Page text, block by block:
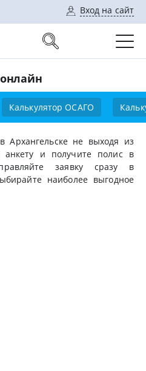
Вход на сайт
Калькулятор ОСАГО
не выходя из
анкету и получите полис в
заявку сразу в
наиболее выгодное